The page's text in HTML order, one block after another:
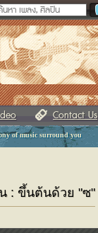
of music surround you
Contact Us
: ขึ้นต้นด้วย "ซ"